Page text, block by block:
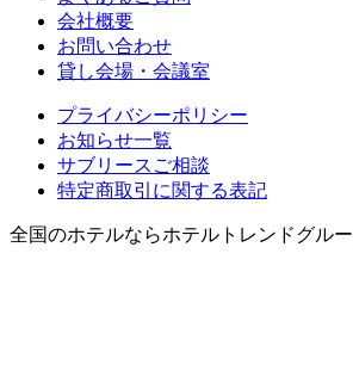
会社概要
お問い合わせ
貸し会場・会議室
プライバシーポリシー
お知らせ一覧
サブリースご相談
特定商取引に関する表記
全国のホテルならホテルトレンドグル